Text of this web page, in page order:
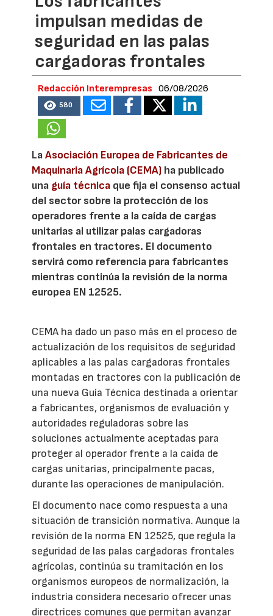
impulsan medidas de
seguridad en las palas
cargadoras frontales
Redacción Interempresas 06/08/2026
580
LaAsociación Europea de Fabricantes de
Maquinaria Agrícola (CEMA) ha publicado
una guía técnica que fija el consenso actual
del sector sobre la protección de los
operadores frente a la caída de cargas
unitarias al utilizar palas cargadoras
frontales en tractores. El documento
servirá como referencia para fabricantes
mientras continúa la revisión de la norma
europea EN 12525.
CEMA ha dado un paso más en el proceso de
actualización de los requisitos de seguridad
aplicables a las palas cargadoras frontales
montadas en tractores con la publicación de
una nueva Guía Técnica destinada a orientar
a fabricantes, organismos de evaluación y
autoridades reguladoras sobre las
soluciones actualmente aceptadas para
proteger al operador frente a la caída de
cargas unitarias, principalmente pacas,
durante las operaciones de manipulación.
El documento nace como respuesta a una
situación de transición normativa. Aunque la
revisión de la norma EN 12525, que regula la
seguridad de las palas cargadoras frontales
agrícolas, continúa su tramitación en los
organismos europeos de normalización, la
industria considera necesario ofrecer unas
directrices comunes que permitan avanzar